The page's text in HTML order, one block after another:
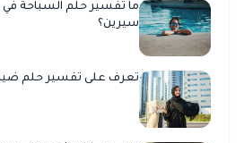
ما تفسير حلم السباحة في
سيرين؟
تعرف على تفسير حلم